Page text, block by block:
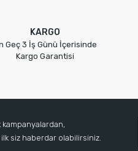
KARGO
Geç 3 İş Günü İçerisinde
Kargo Garantisi
kampanyalardan,
siz haberdar olabilirsiniz.